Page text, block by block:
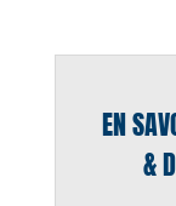
EN
&